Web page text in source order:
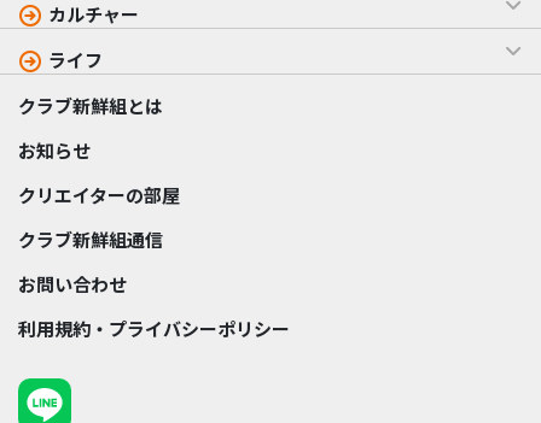
カルチャー
ライフ
クラブ新鮮組とは
お知らせ
クリエイターの部屋
クラブ新鮮組通信
お問い合わせ
利用規約・プライバシーポリシー